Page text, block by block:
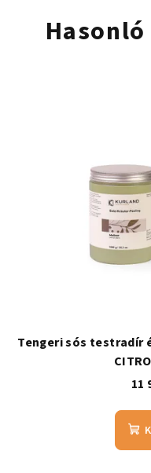
Tengeri sós testradír
11